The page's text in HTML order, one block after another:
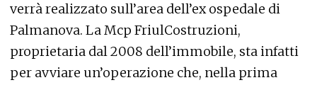
verrà realizzato sull’area dell’ex ospedale di
Palmanova. La Mcp FriulCostruzioni,
proprietaria dal 2008 dell’immobile, sta infatti
per avviare un’operazione che, nella prima